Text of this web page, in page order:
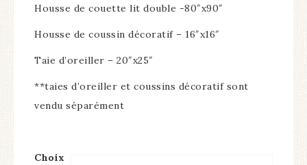
Housse de couette lit double -80″x90″
Housse de coussin décoratif – 16″x16″
Taie d’oreiller – 20″x25″
**taies d’oreiller et coussins décoratif sont
vendu séparément
Choix